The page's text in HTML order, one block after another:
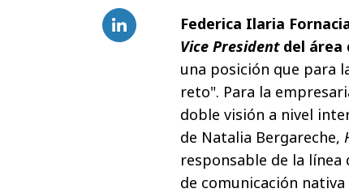
Federica Ilaria
Vice President del área
una posición que para
reto". Para la
doble visión a nivel
de Natalia Bergareche,
responsable de la línea
de comunicación